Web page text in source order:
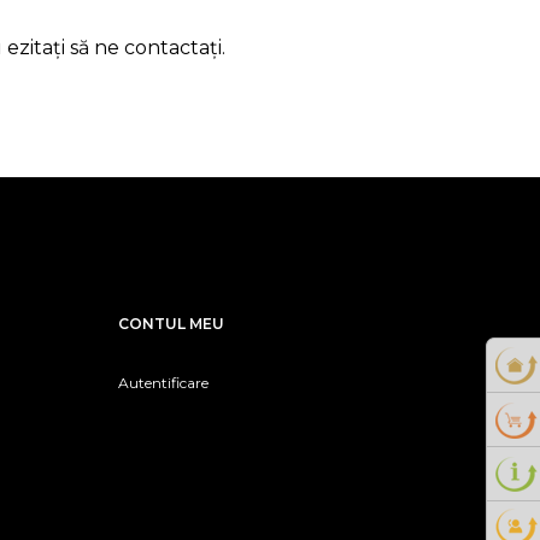
să ne contactați.
CONTUL MEU
Autentificare